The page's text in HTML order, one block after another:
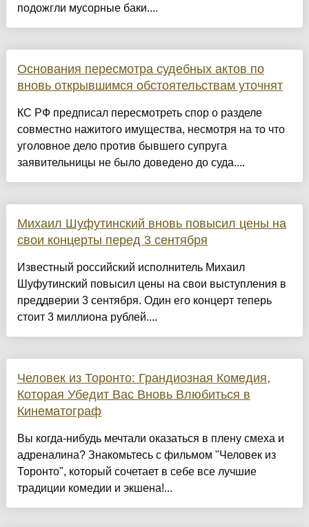
подожгли мусорные баки....
Основания пересмотра судебных актов по
вновь открывшимся обстоятельствам уточнят
КС РФ предписал пересмотреть спор о разделе
совместно нажитого имущества, несмотря на то что
уголовное дело против бывшего супруга
заявительницы не было доведено до суда....
Михаил Шуфутинский вновь повысил цены на
свои концерты перед 3 сентября
Известный российский исполнитель Михаил
Шуфутинский повысил цены на свои выступления в
преддверии 3 сентября. Один его концерт теперь
стоит 3 миллиона рублей....
Человек из Торонто: Грандиозная Комедия,
Которая Убедит Вас Вновь Влюбиться в
Кинематограф
Вы когда-нибудь мечтали оказаться в плену смеха и
адреналина? Знакомьтесь с фильмом "Человек из
Торонто", который сочетает в себе все лучшие
традиции комедии и экшена!...